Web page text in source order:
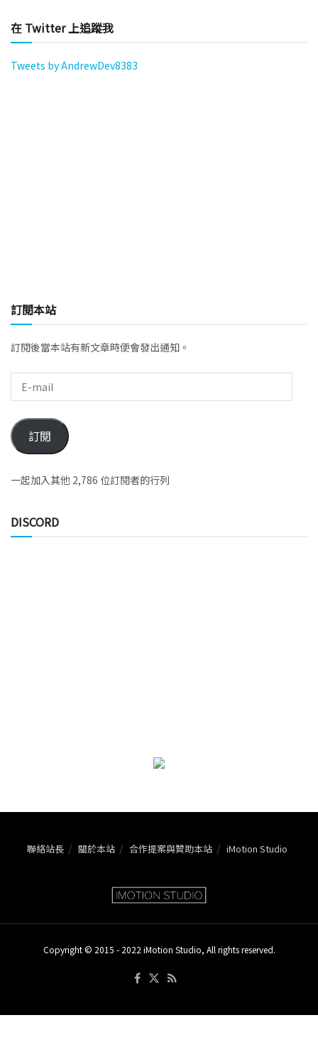
在 Twitter 上追蹤我
Tweets by AndrewDev8383
訂閱本站
訂閱後當本站有新文章時便會發出通知。
訂閱
一起加入其他 2,786 位訂閱者的行列
DISCORD
聯絡站長 關於本站 合作提案與贊助本站 iMotion Studio
Copyright © 2015 - 2022 iMotion Studio, All rights reserved.